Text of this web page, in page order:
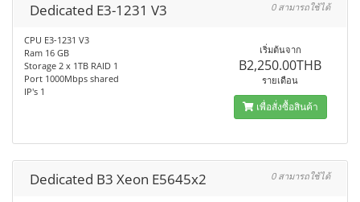
Dedicated E3-1231 V3 0 สามารถใช้ได้
CPU E3-1231 V3
Ram 16 GB
Storage 2 x 1TB RAID 1
Port 1000Mbps shared
IP's 1
เริ่มต้นจาก
B2,250.00THB
รายเดือน
เพื่อสั่งซื้อสินค้า
Dedicated B3 Xeon E5645x2 0 สามารถใช้ได้